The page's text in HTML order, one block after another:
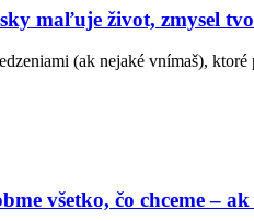
maľuje život, zmysel
(ak nejaké vnímaš),
všetko, čo chceme –